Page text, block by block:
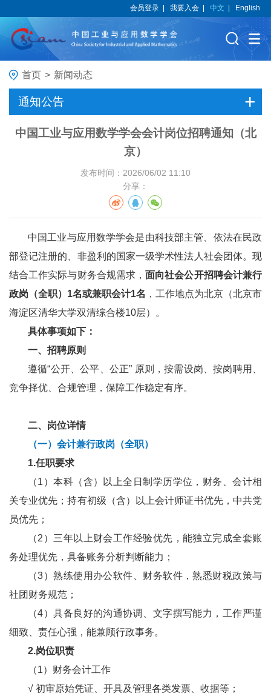
会员登录 |我要入会 |中文 English
首页 > 新闻动态
通知公告
中国工业与应用数学学会会计岗位招聘通知（北
京）
发布时间：2026/06/02 11:10
分享：
中国工业与应用数学学会是由科技部主管、依法在民政
部登记注册的、非盈利的国家一级学术性法人社会团体。现
结合工作实际与财务合规需求，面向社会公开招聘会计兼行
政岗（全职）1名或兼职会计1名 ，工作地点为北京（北京市
海淀区清华大学双清综合楼10层）。
具体事项如下：
一、招聘原则
遵循“公开、公平、公正” 原则，按需设岗、按岗聘用、
竞争择优、合规管理，保障工作稳定有序。
二、岗位详情
（一）会计兼行政岗（全职）
1.任职要求
（1）本科（含）以上全日制学历学位，财务、会计相
关专业优先；持有初级（含）以上会计师证书优先，中共党
员优先；
（2）三年以上财会工作经验优先，能独立完成全套账
务处理优先，具备账务分析判断能力；
（3）熟练使用办公软件、财务软件，熟悉财税政策与
社团财务规范；
（4）具备良好的沟通协调、文字撰写能力，工作严谨
细致、责任心强，能兼顾行政事务。
2.岗位职责
（1）财务会计工作
√ 初审原始凭证、开具及管理各类发票、收据等；